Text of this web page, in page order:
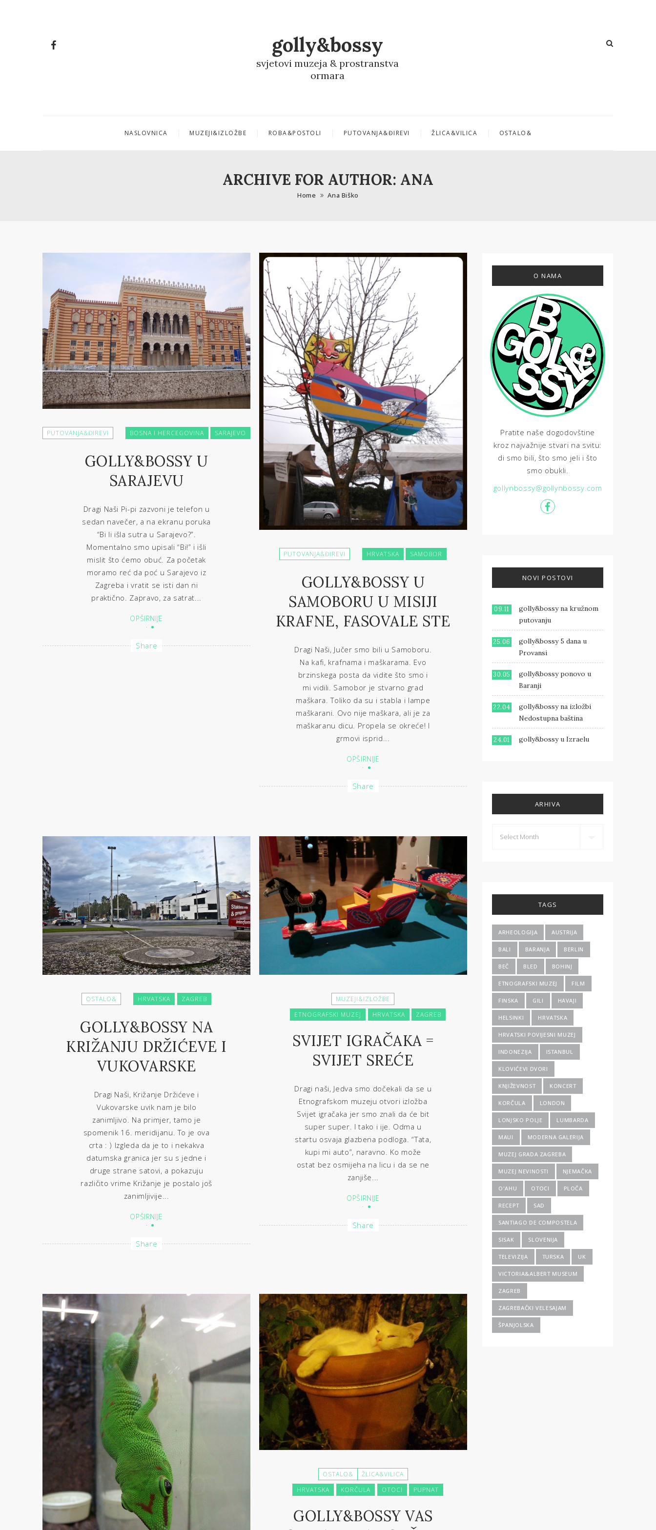
golly&bossy
svjetovi muzeja & prostranstva
ormara
NASLOVNICA MUZEJI&IZLOŽBE ROBA&POSTOLI PUTOVANJA&ĐIREVI ŽLICA&VILICA OSTALO&
ARCHIVE FOR AUTHOR: ANA
Home Ana Biško
PUTOVANJA&ĐIREVI BOSNA I HERCEGOVINA SARAJEVO
GOLLY&BOSSY U
SARAJEVU
Dragi Naši Pi-pi zazvoni je telefon u
sedan navečer, a na ekranu poruka
“Bi li išla sutra u Sarajevo?”.
Momentalno smo upisali “Bi!” i išli
mislit što ćemo obuć. Za početak
moramo reć da poć u Sarajevo iz
Zagreba i vratit se isti dan ni
praktično. Zapravo, za satrat...
OPŠIRNIJE
Share
PUTOVANJA&ĐIREVI HRVATSKA SAMOBOR
GOLLY&BOSSY U
SAMOBORU U MISIJI
KRAFNE, FASOVALE STE
Dragi Naši, Jučer smo bili u Samoboru.
Na kafi, krafnama i maškarama. Evo
brzinskega posta da vidite što smo i
mi vidili. Samobor je stvarno grad
maškara. Toliko da su i stabla i lampe
maškarani. Ovo nije maškara, ali je za
maškaranu dicu. Propela se okreće! I
grmovi isprid...
OPŠIRNIJE
Share
OSTALO& HRVATSKA ZAGREB
GOLLY&BOSSY NA
KRIŽANJU DRŽIĆEVE I
VUKOVARSKE
Dragi Naši, Križanje Držićeve i
Vukovarske uvik nam je bilo
zanimljivo. Na primjer, tamo je
spomenik 16. meridijanu. To je ova
crta : ) Izgleda da je to i nekakva
datumska granica jer su s jedne i
druge strane satovi, a pokazuju
različito vrime Križanje je postalo još
zanimljivije...
OPŠIRNIJE
Share
MUZEJI&IZLOŽBE
ETNOGRAFSKI MUZEJ
HRVATSKA ZAGREB
SVIJET IGRAČAKA =
SVIJET SREĆE
Dragi naši, Jedva smo dočekali da se u
Etnografskom muzeju otvori izložba
Svijet igračaka jer smo znali da će bit
super super. I tako i ije. Odma u
startu osvaja glazbena podloga. “Tata,
kupi mi auto”, naravno. Ko može
ostat bez osmijeha na licu i da se ne
zanjiše...
OPŠIRNIJE
Share
OSTALO&
ŽLICA&VILICA
HRVATSKA
KORČULA OTOCI PUPNAT
GOLLY&BOSSY VAS
O NAMA
Pratite naše dogodovštine
kroz najvažnije stvari na svitu:
di smo bili, što smo jeli i što
smo obukli.
gollynbossy@gollynbossy.com
NOVI POSTOVI
09.11
golly&bossy na kružnom
putovanju
25.06
golly&bossy 5 dana u
Provansi
30.05
golly&bossy ponovo u
Baranji
22.04
golly&bossy na izložbi
Nedostupna baština
24.01 golly&bossy u Izraelu
ARHIVA
TAGS
ARHEOLOGIJA AUSTRIJA
BALI BARANJA BERLIN
BEČ BLED BOHINJ
ETNOGRAFSKI MUZEJ FILM
FINSKA GILI HAVAJI
HELSINKI HRVATSKA
HRVATSKI POVIJESNI MUZEJ
INDONEZIJA ISTANBUL
KLOVIĆEVI DVORI
KNJIŽEVNOST KONCERT
KORČULA LONDON
LONJSKO POLJE LUMBARDA
MAUI MODERNA GALERIJA
MUZEJ GRADA ZAGREBA
MUZEJ NEVINOSTI NJEMAČKA
O'AHU OTOCI PLOČA
RECEPT SAD
SANTIAGO DE COMPOSTELA
SISAK SLOVENIJA
TELEVIZIJA TURSKA UK
VICTORIA&ALBERT MUSEUM
ZAGREB
ZAGREBAČKI VELESAJAM
ŠPANJOLSKA